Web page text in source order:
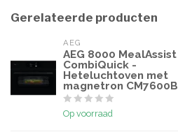
Gerelateerde producten
AEG
AEG 8000 MealAssist
CombiQuick -
Heteluchtoven met
magnetron CM7600B
Op voorraad